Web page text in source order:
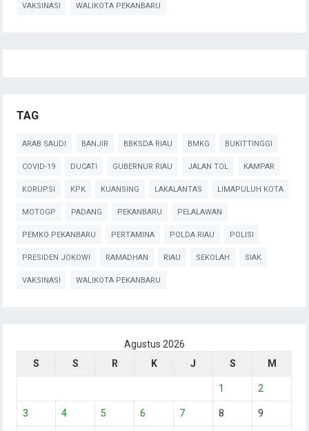
VAKSINASI WALIKOTA PEKANBARU
TAG
ARAB SAUDI BANJIR BBKSDA RIAU BMKG BUKITTINGGI
COVID-19 DUCATI GUBERNUR RIAU JALAN TOL KAMPAR
KORUPSI KPK KUANSING LAKALANTAS LIMAPULUH KOTA
MOTOGP PADANG PEKANBARU PELALAWAN
PEMKO PEKANBARU PERTAMINA POLDA RIAU POLISI
PRESIDEN JOKOWI RAMADHAN RIAU SEKOLAH SIAK
VAKSINASI WALIKOTA PEKANBARU
Agustus 2026
S
S R K J S M
1 2
3 4 5 6 7 8 9